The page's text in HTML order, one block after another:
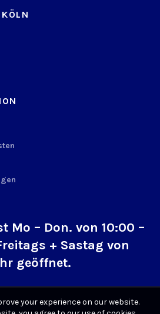
Mo – Don. von 10:00 –
+ Sastag von
geöffnet.
your experience on our website.